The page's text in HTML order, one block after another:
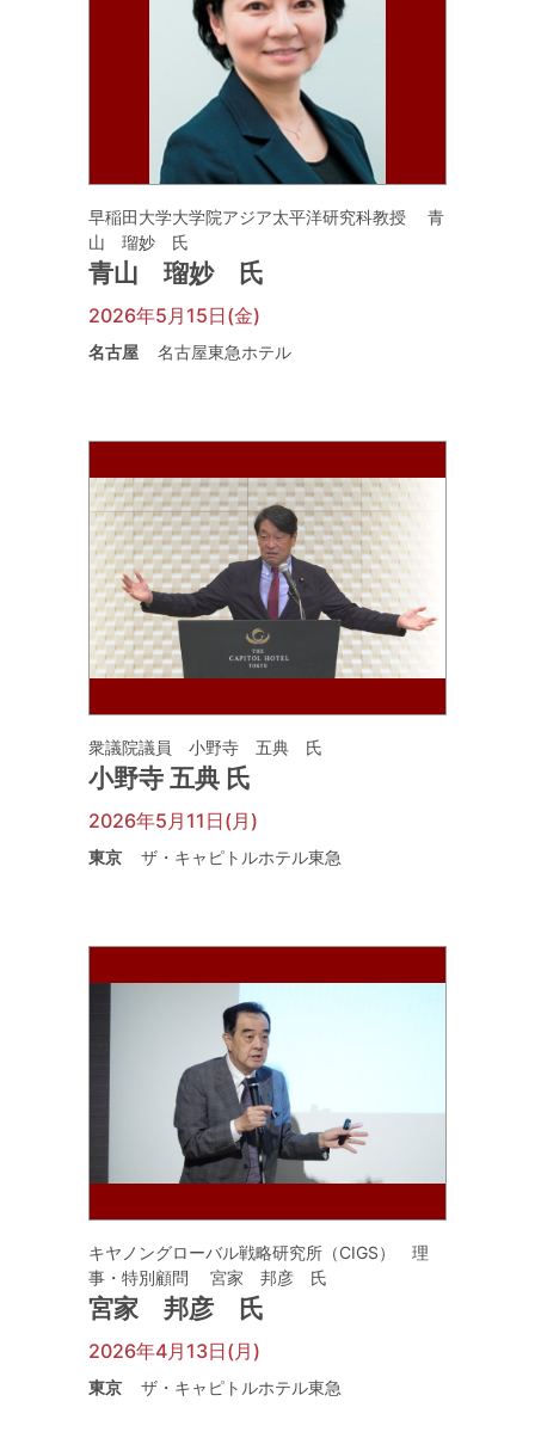
早稲田大学大学院アジア太平洋研究科教授 青
山 瑠妙 氏
青山 瑠妙 氏
2026年5月15日(金)
名古屋 名古屋東急ホテル
衆議院議員 小野寺 五典 氏
小野寺 五典 氏
2026年5月11日(月)
東京 ザ・キャピトルホテル東急
キヤノングローバル戦略研究所（CIGS） 理
事・特別顧問 宮家 邦彦 氏
宮家 邦彦 氏
2026年4月13日(月)
東京 ザ・キャピトルホテル東急